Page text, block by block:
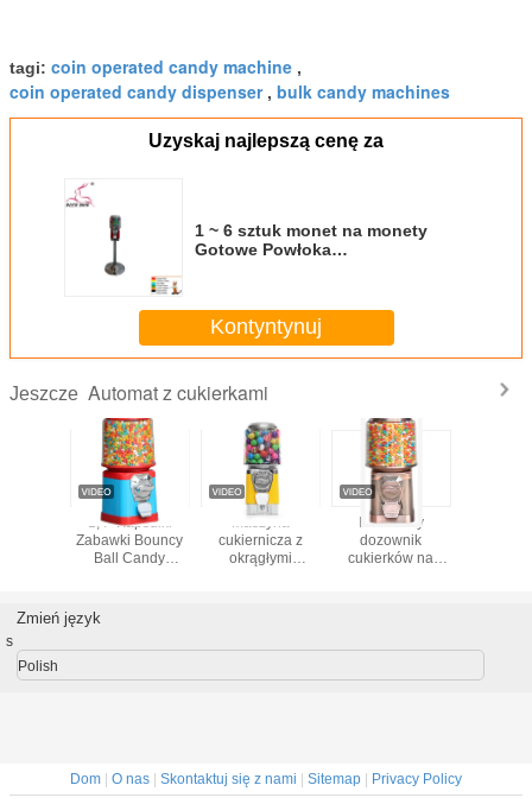
tagi: coin operated candy machine ,
coin operated candy dispenser, bulk candy machines
Uzyskaj najlepszą cenę za
1 ~ 6 sztuk monet na monety
Gotowe Powłoka
Kontyntynuj
Jeszcze Automat z cukierkami
1,4 "Kapsułki
Zabawki Bouncy
Ball Candy
Maszyna
cukiernicza z
okrągłymi
Handlowy
dozownik
cukierków na
Zmień język
s
Polish
Dom | O nas | Skontaktuj się z nami | Sitemap | Privacy Policy